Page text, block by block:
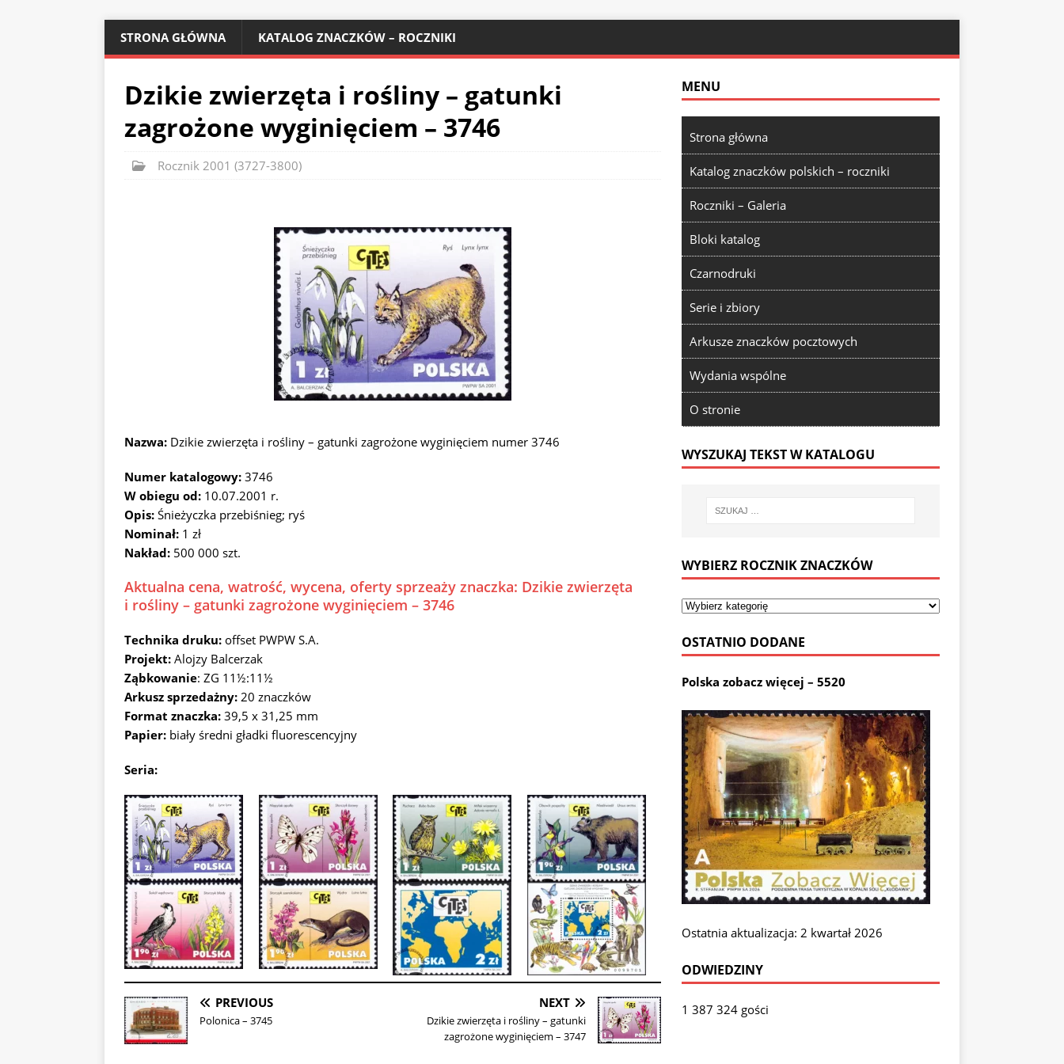
STRONA GŁÓWNA KATALOG ZNACZKÓW – ROCZNIKI
Dzikie zwierzęta i rośliny – gatunki
zagrożone wyginięciem – 3746
Rocznik 2001 (3727-3800)
Nazwa: Dzikie zwierzęta i rośliny – gatunki zagrożone wyginięciem numer 3746
Numer katalogowy: 3746
W obiegu od: 10.07.2001 r.
Opis: Śnieżyczka przebiśnieg; ryś
Nominał: 1 zł
Nakład: 500 000 szt.
Aktualna cena, watrość, wycena, oferty sprzeaży znaczka: Dzikie zwierzęta
i rośliny – gatunki zagrożone wyginięciem – 3746
Technika druku: offset PWPW S.A.
Projekt: Alojzy Balcerzak
Ząbkowanie: ZG 11½:11½
Arkusz sprzedażny: 20 znaczków
Format znaczka: 39,5 x 31,25 mm
Papier: biały średni gładki fluorescencyjny
Seria:
PREVIOUS
Polonica – 3745
NEXT
Dzikie zwierzęta i rośliny – gatunki
zagrożone wyginięciem – 3747
MENU
Strona główna
Katalog znaczków polskich – roczniki
Roczniki – Galeria
Bloki katalog
Czarnodruki
Serie i zbiory
Arkusze znaczków pocztowych
Wydania wspólne
O stronie
WYSZUKAJ TEKST W KATALOGU
WYBIERZ ROCZNIK ZNACZKÓW
OSTATNIO DODANE
Polska zobacz więcej – 5520
Ostatnia aktualizacja: 2 kwartał 2026
ODWIEDZINY
1 387 324 gości